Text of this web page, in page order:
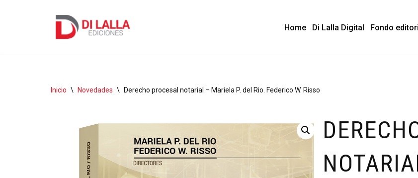
Home Di Lalla Digital Fondo
Inicio \ Novedades \ Derecho procesal notarial – Mariela P. del Rio. Federico W. Risso